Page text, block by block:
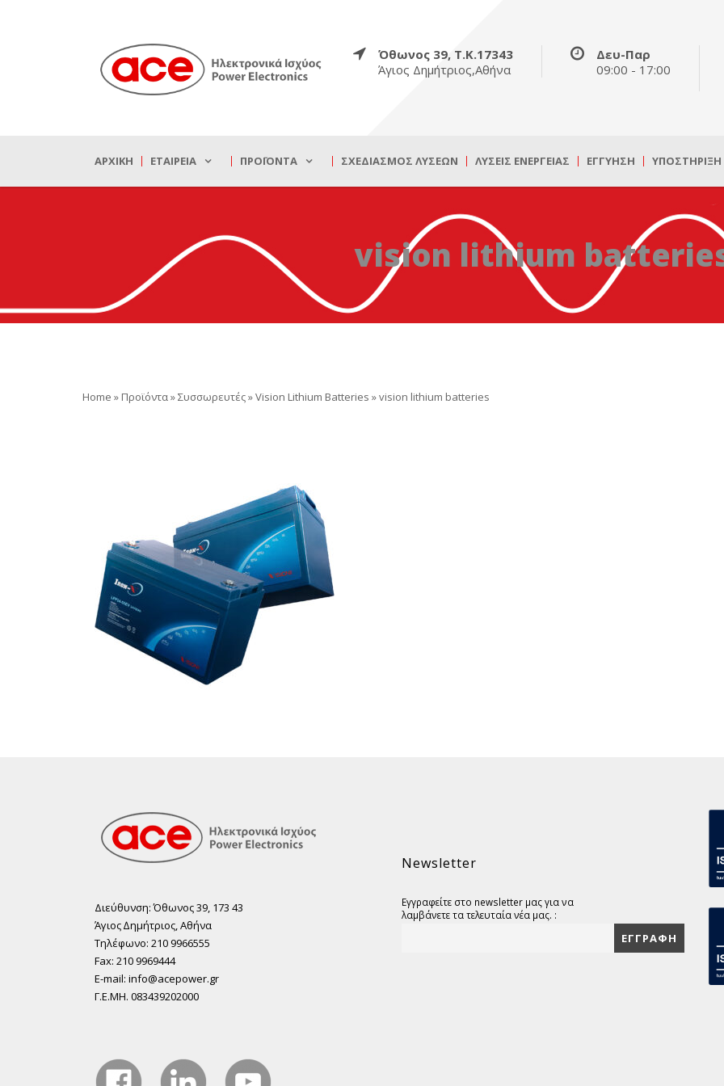
Όθωνος 39, Τ.Κ.17343
Άγιος Δημήτριος,Αθήνα
Δευ-Παρ
09:00 - 17:00
ΑΡΧΙΚΉ ΕΤΑΙΡΕΊΑ ΠΡΟΪΌΝΤΑ ΣΧΕΔΙΑΣΜΌΣ ΛΎΣΕΩΝ ΛΎΣΕΙΣ ΕΝΈΡΓΕΙΑΣ ΕΓΓΎΗΣΗ ΥΠΟΣΤΉΡΙΞΗ
vision lithium
Home » Προϊόντα»Συσσωρευτές»Vision Lithium Batteries »vision lithium batteries
Διεύθυνση: Όθωνος 39, 173 43
Άγιος ∆ηµήτριος, Αθήνα
Τηλέφωνο: 210 9966555
Fax: 210 9969444
E-mail: info@acepower.gr
Γ.Ε.ΜΗ. 083439202000
Newsletter
Εγγραφείτε στο newsletter μας για να
λαμβάνετε τα τελευταία νέα μας. :